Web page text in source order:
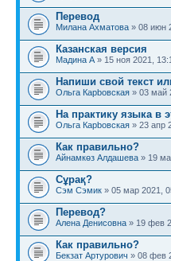
Перевод
Милана Ахматова » 08 июн
Казанская версия
Мадина A » 15 ноя 2021,
Напиши свой текст
Ольга Карbовская » 03 май
На практику языка в
Ольга Карbовская » 23 апр
Как правильно?
Айнамкөз Алдашева » 19
Сұрақ?
Сэм Сэмик » 05 мар 2021,
Перевод?
Алена Денисовна » 19 фев
Как правильно?
Бекзат Артурович » 08 фев